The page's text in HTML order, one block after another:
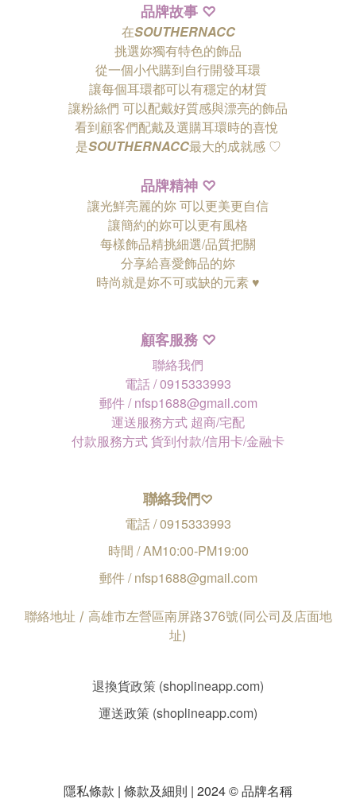
品牌故事 ♡
在SOUTHERNACC
挑選妳獨有特色的飾品
從一個小代購到自行開發耳環
讓每個耳環都可以有穩定的材質
讓粉絲們 可以配戴好質感與漂亮的飾品
看到顧客們配戴及選購耳環時的喜悅
是SOUTHERNACC最大的成就感 ♡
品牌精神 ♡
讓光鮮亮麗的妳 可以更美更自信
讓簡約的妳可以更有風格
每樣飾品精挑細選/品質把關
分享給喜愛飾品的妳
時尚就是妳不可或缺的元素 ♥
顧客服務 ♡
聯絡我們
電話 / 0915333993
郵件 / nfsp1688@gmail.com
運送服務方式 超商/宅配
付款服務方式 貨到付款/信用卡/金融卡
聯絡我們♡
電話 / 0915333993
時間 / AM10:00-PM19:00
郵件 / nfsp1688@gmail.com
聯絡地址 / 高雄市左營區南屏路376號(同公司及店面地
址)
退換貨政策 (shoplineapp.com)
運送政策 (shoplineapp.com)
隱私條款 | 條款及細則 | 2024 © 品牌名稱